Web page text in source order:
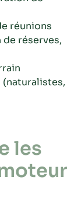
réunions
réserves,
les